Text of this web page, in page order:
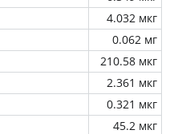
4.032 мкг
0.062 мг
210.58 мкг
2.361 мкг
0.321 мкг
45.2 мкг